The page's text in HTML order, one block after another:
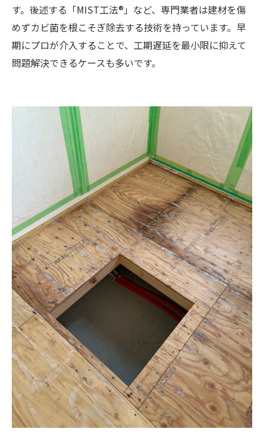
す。後述する「MIST工法®」など、専門業者は建材を傷
めずカビ菌を根こそぎ除去する技術を持っています。早
期にプロが介入することで、工期遅延を最小限に抑えて
問題解決できるケースも多いです。